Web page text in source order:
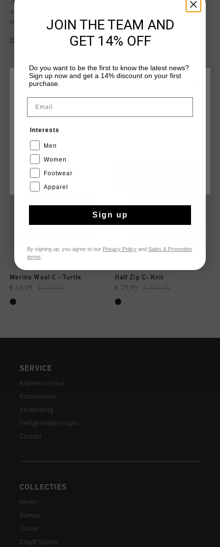
Johan Cruyff Knitted Football Tee. Knitted in the iconic blue
and black colors of Barcelona, this long-sleeve T-shirt
features a regular fit and a classic collar. The "Ballon d'Or"
touch.
Meer informatie
Merino Wool C - Turtle
€ 63,95 € 159,95
Half Zip C- Knit
€ 75,95 € 189,95
SERVICE
Klantenservice
Retourneren
Verzending
Veelgestelde vragen
Contact
COLLECTIES
Heren
Dames
Junior
Cruyff Sports
KIES JE LOCATIE EN TAAL
CANCEL
JOIN THE TEAM AND
GET 14% OFF
Do you want to be the first to know the latest news?
Sign up now and get a 14% discount on your first
purchase.
Interests
Men
Women
Footwear
Apparel
Sign up
By signing up, you agree to our Privacy Policy and Sales & Promotion
terms